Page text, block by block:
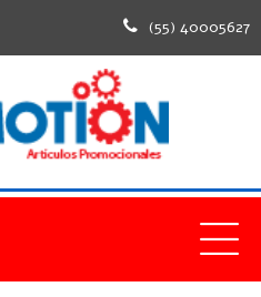
(55) 40005627